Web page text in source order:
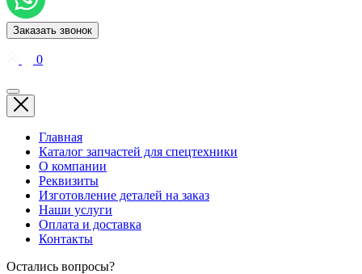
Заказать звонок
0
Главная
Каталог запчастей для спецтехники
О компании
Реквизиты
Изготовление деталей на заказ
Наши услуги
Оплата и доставка
Контакты
Остались вопросы?